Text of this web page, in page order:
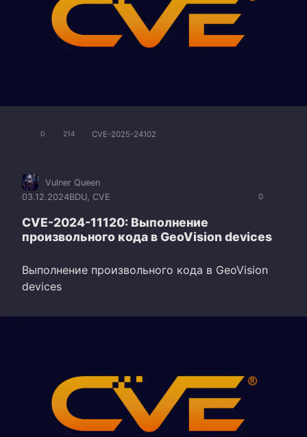
0 214 CVE-2025-24102
0
Vulner Queen
03.12.2024BDU, CVE
CVE-2024-11120: Выполнение
произвольного кода в GeoVision devices
Выполнение произвольного кода в GeoVision
devices